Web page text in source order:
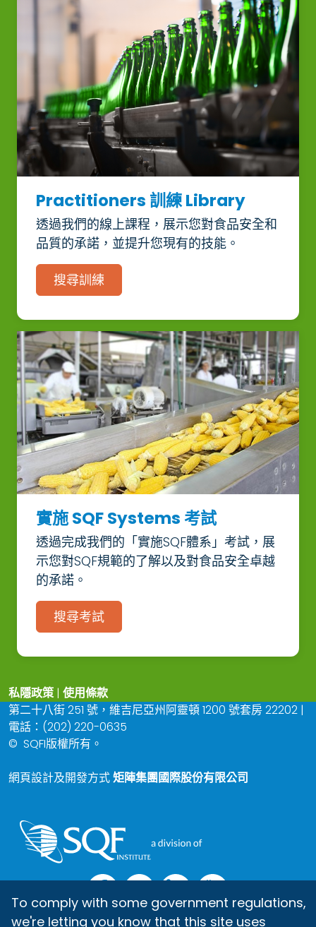
Practitioners 訓練 Library
透過我們的線上課程，展示您對食品安全和
品質的承諾，並提升您現有的技能。
搜尋訓練
實施 SQF Systems 考試
透過完成我們的「實施SQF體系」考試，展
示您對SQF規範的了解以及對食品安全卓越
的承諾。
搜尋考試
私隱政策| 使用條款
第二十八街 251 號，維吉尼亞州阿靈頓 1200 號套房 22202 |
電話：(202) 220-0635
© SQFI版權所有。
網頁設計及開發方式矩陣集團國際股份有限公司
To comply with some government regulations,
we're letting you know that this site uses